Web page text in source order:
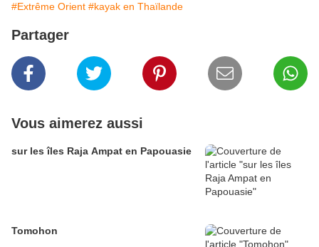
#Extrême Orient #kayak en Thaïlande
Partager
Vous aimerez aussi
sur les îles Raja Ampat en Papouasie
Tomohon